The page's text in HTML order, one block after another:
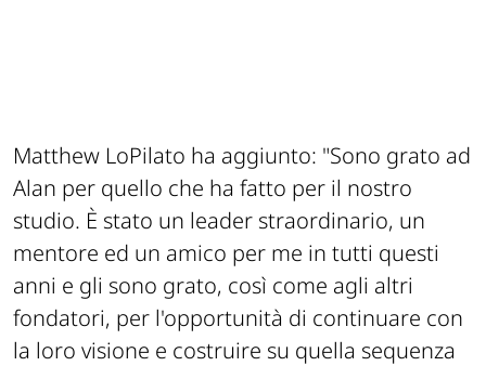
Matthew LoPilato ha aggiunto: "Sono grato ad
Alan per quello che ha fatto per il nostro
studio. È stato un leader straordinario, un
mentore ed un amico per me in tutti questi
anni e gli sono grato, così come agli altri
fondatori, per l'opportunità di continuare con
la loro visione e costruire su quella sequenza